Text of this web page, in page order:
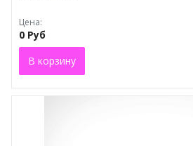
Цена:
0 Руб
В корзину